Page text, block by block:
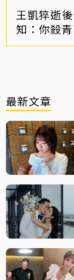
王凱猝逝
知：你殺
最新文章